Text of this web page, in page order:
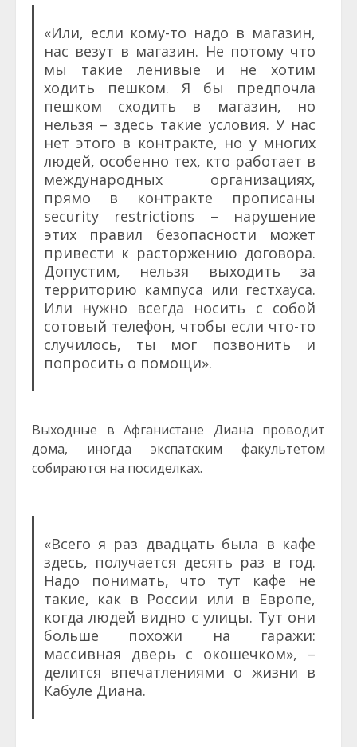
«Или, если кому-то надо в магазин,
нас везут в магазин. Не потому что
мы такие ленивые и не хотим
ходить пешком. Я бы предпочла
пешком сходить в магазин, но
нельзя – здесь такие условия. У нас
нет этого в контракте, но у многих
людей, особенно тех, кто работает в
международных организациях,
прямо в контракте прописаны
security restrictions – нарушение
этих правил безопасности может
привести к расторжению договора.
Допустим, нельзя выходить за
территорию кампуса или гестхауса.
Или нужно всегда носить с собой
сотовый телефон, чтобы если что-то
случилось, ты мог позвонить и
попросить о помощи».
Выходные в Афганистане Диана проводит
дома, иногда экспатским факультетом
собираются на посиделках.
«Всего я раз двадцать была в кафе
здесь, получается десять раз в год.
Надо понимать, что тут кафе не
такие, как в России или в Европе,
когда людей видно с улицы. Тут они
больше похожи на гаражи:
массивная дверь с окошечком», –
делится впечатлениями о жизни в
Кабуле Диана.